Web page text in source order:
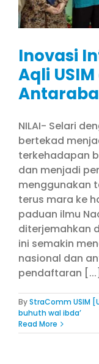
Inovasi
Aqli
NILAI- Selari
bertekad
terkehadapan
dan menjadi
menggunakan
terus mara ke
paduan ilmu
diterjemahkan
ini semakin
nasional dan
pendaftaran [...]
ByStraComm USIM
buhuth wal ibda’
Read More